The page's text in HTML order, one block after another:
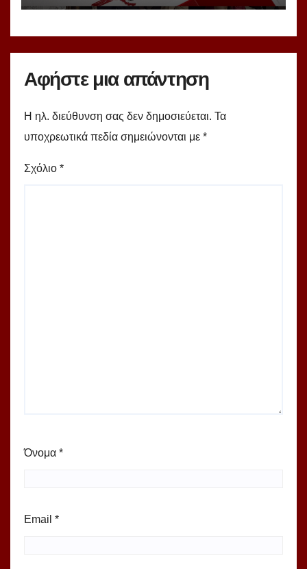
Αφήστε μια απάντηση
Η ηλ. διεύθυνση σας δεν δημοσιεύεται. Τα
υποχρεωτικά πεδία σημειώνονται με *
Σχόλιο *
Όνομα *
Email *